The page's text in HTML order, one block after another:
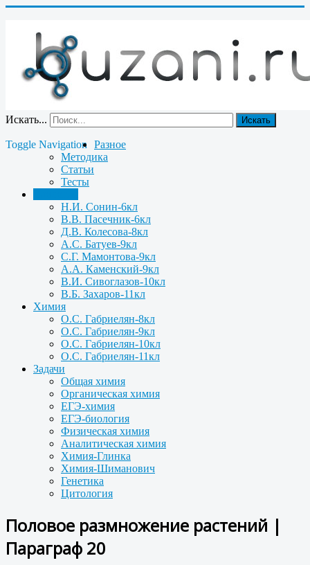
Искать... Искать
Toggle Navigation
Разное
Методика
Статьи
Тесты
Н.И. Сонин-6кл
В.В. Пасечник-6кл
Д.В. Колесова-8кл
А.С. Батуев-9кл
С.Г. Мамонтова-9кл
А.А. Каменский-9кл
В.И. Сивоглазов-10кл
В.Б. Захаров-11кл
Химия
О.С. Габриелян-8кл
О.С. Габриелян-9кл
О.С. Габриелян-10кл
О.С. Габриелян-11кл
Задачи
Общая химия
Органическая химия
ЕГЭ-химия
ЕГЭ-биология
Физическая химия
Аналитическая химия
Химия-Глинка
Химия-Шиманович
Генетика
Цитология
Половое размножение растений |
Параграф 20